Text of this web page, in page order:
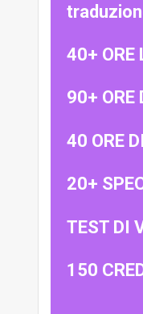
40+ ORE
90+
40 ORE
20+
TEST DI
150